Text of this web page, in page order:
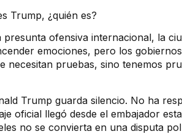
Trump, ¿quién es?
ofensiva internacional, la
emociones, pero los
pruebas, sino tenemos
Trump guarda silencio. No ha
oficial llegó desde el embajador
no se convierta en una disputa